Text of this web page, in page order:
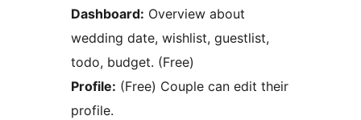
Dashboard: Overview about
wedding date, wishlist, guestlist,
todo, budget. (Free)
Profile: (Free) Couple can edit their
profile.